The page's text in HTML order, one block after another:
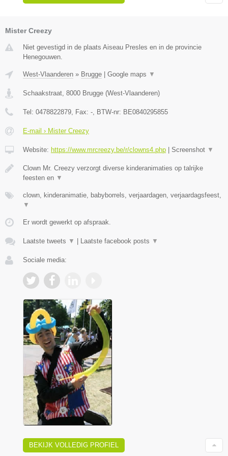
Mister Creezy
Niet gevestigd in de plaats Aiseau Presles en in de provincie
Henegouwen.
West-Vlaanderen » Brugge Google maps ▼
Schaakstraat, 8000 Brugge (West-Vlaanderen)
Tel: 0478822879, Fax: -, BTW-nr: BE0840295855
E-mail › Mister Creezy
Website: https://www.mrcreezy.be/r/clowns4.php Screenshot ▼
Clown Mr. Creezy verzorgt diverse kinderanimaties op talrijke
feesten en ▼
clown, kinderanimatie, babyborrels, verjaardagen, verjaardagsfeest,
▼
Er wordt gewerkt op afspraak.
Laatste tweets ▼ Laatste facebook posts ▼
Sociale media:
BEKIJK VOLLEDIG PROFIEL